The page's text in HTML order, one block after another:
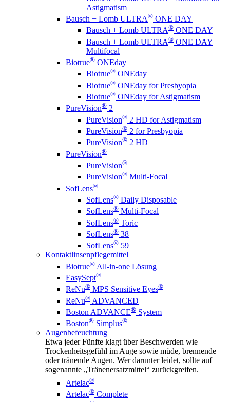
Astigmatism
Bausch + Lomb ULTRA® ONE DAY
Bausch + Lomb ULTRA® ONE DAY
Bausch + Lomb ULTRA® ONE DAY
Multifocal
Biotrue® ONEday
Biotrue® ONEday
Biotrue® ONEday for Presbyopia
Biotrue® ONEday for Astigmatism
PureVision® 2
PureVision® 2 HD for Astigmatism
PureVision® 2 for Presbyopia
PureVision® 2 HD
PureVision®
PureVision®
PureVision® Multi-Focal
SofLens®
SofLens® Daily Disposable
SofLens® Multi-Focal
SofLens® Toric
SofLens® 38
SofLens® 59
Kontaktlinsenpflegemittel
Biotrue® All-in-one Lösung
EasySept®
ReNu® MPS Sensitive Eyes®
ReNu® ADVANCED
Boston ADVANCE® System
Boston® Simplus®
Augenbefeuchtung
Etwa jeder Fünfte klagt über Beschwerden wie
Trockenheitsgefühl im Auge sowie müde, brennende
oder tränende Augen. Wer darunter leidet, sollte auf
sogenannte „Tränenersatzmittel“ zurückgreifen.
Artelac®
Artelac® Complete